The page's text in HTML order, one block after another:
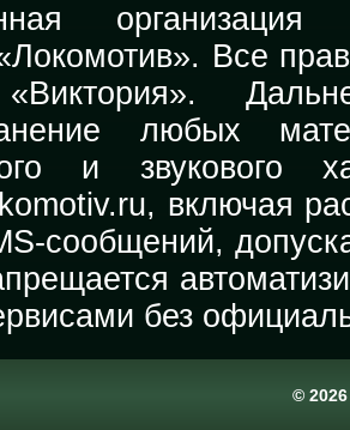
организация
Все
любых
и звукового
включая
сообщений,
без
©